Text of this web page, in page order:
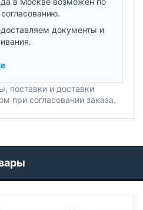
документы и
поставки и доставки
при согласовании заказа.